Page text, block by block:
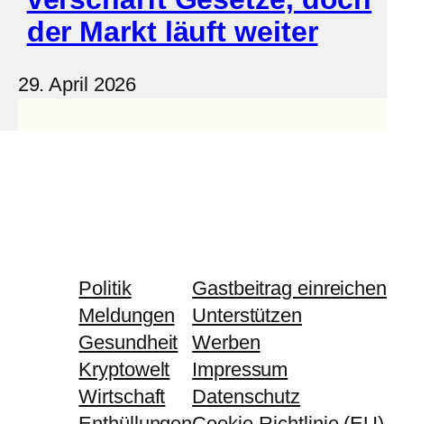
der Markt läuft weiter
29. April 2026
Politik
Meldungen
Gesundheit
Kryptowelt
Wirtschaft
Gastbeitrag einreichen
Unterstützen
Werben
Impressum
Datenschutz